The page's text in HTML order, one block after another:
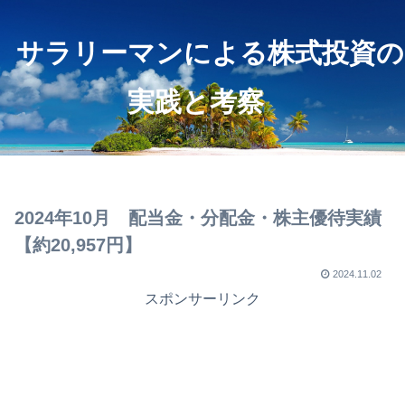
サラリーマンによる株式投資の
実践と考察
2024年10月 配当金・分配金・株主優待実績
【約20,957円】
2024.11.02
スポンサーリンク